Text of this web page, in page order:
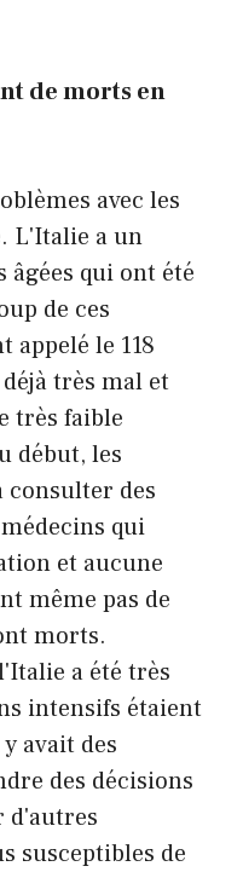
de morts en
avec les
L'Italie a un
âgées qui ont été
de ces
appelé le 118
très mal et
très faible
début, les
consulter des
qui
et aucune
même pas de
morts.
a été très
intensifs étaient
avait des
des décisions
d'autres
susceptibles de